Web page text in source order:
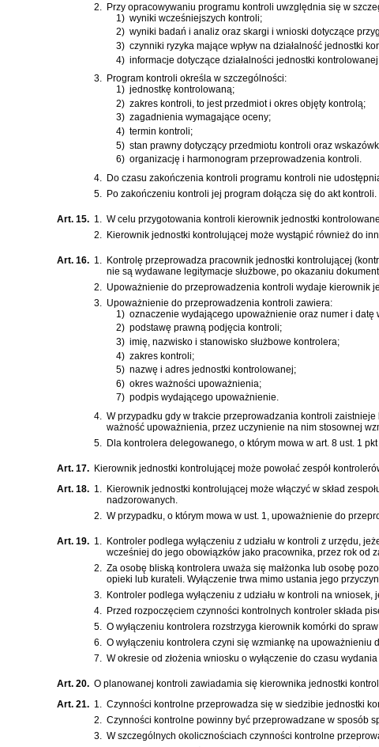
2. Przy opracowywaniu programu kontroli uwzględnia się w
1) wyniki wcześniejszych kontroli;
2) wyniki badań i analiz oraz skargi i wnioski dotyczące
3) czynniki ryzyka mające wpływ na działalność jednostki
4) informacje dotyczące działalności jednostki kontrolowanej.
3. Program kontroli określa w szczególności:
1) jednostkę kontrolowaną;
2) zakres kontroli, to jest przedmiot i okres objęty kontrolą;
3) zagadnienia wymagające oceny;
4) termin kontroli;
5) stan prawny dotyczący przedmiotu kontroli oraz
6) organizację i harmonogram przeprowadzenia kontroli.
4.
Do czasu zakończenia kontroli programu kontroli nie
5.
Po zakończeniu kontroli jej program dołącza się do akt kontroli.
Art. 15. 1.
W celu przygotowania kontroli kierownik jednostki
2.
Kierownik jednostki kontrolującej może wystąpić również do
Art. 16. 1.
Kontrolę przeprowadza pracownik jednostki kontrolującej
nie są wydawane legitymacje służbowe, po okazaniu
2.
Upoważnienie do przeprowadzenia kontroli wydaje kierownik
3.
Upoważnienie do przeprowadzenia kontroli zawiera:
1) oznaczenie wydającego upoważnienie oraz numer i datę
2) podstawę prawną podjęcia kontroli;
3) imię, nazwisko i stanowisko służbowe kontrolera;
4) zakres kontroli;
5) nazwę i adres jednostki kontrolowanej;
6) okres ważności upoważnienia;
7) podpis wydającego upoważnienie.
4. W przypadku gdy w trakcie przeprowadzania kontroli
ważność upoważnienia, przez uczynienie na nim stosownej
5. Dla kontrolera delegowanego, o którym mowa w art. 8 ust. 1
Art. 17. Kierownik jednostki kontrolującej może powołać zespół
Art. 18. 1. Kierownik jednostki kontrolującej może włączyć w skład
nadzorowanych.
2. W przypadku, o którym mowa w ust. 1, upoważnienie do
Art. 19. 1. Kontroler podlega wyłączeniu z udziału w kontroli z urzędu,
wcześniej do jego obowiązków jako pracownika, przez rok od
2. Za osobę bliską kontrolera uważa się małżonka lub osobę
opieki lub kurateli. Wyłączenie trwa mimo ustania jego
3. Kontroler podlega wyłączeniu z udziału w kontroli na
4. Przed rozpoczęciem czynności kontrolnych kontroler składa
5. O wyłączeniu kontrolera rozstrzyga kierownik komórki do
6. O wyłączeniu kontrolera czyni się wzmiankę na upoważnieniu
7. W okresie od złożenia wniosku o wyłączenie do czasu
Art. 20. O planowanej kontroli zawiadamia się kierownika jednostki
Art. 21. 1. Czynności kontrolne przeprowadza się w siedzibie jednostki
2. Czynności kontrolne powinny być przeprowadzane w sposób
3. W szczególnych okolicznościach czynności kontrolne